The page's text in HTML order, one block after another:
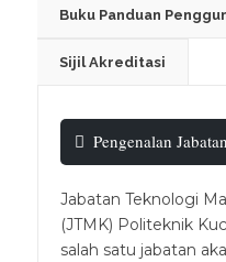
Buku Panduan
Sijil Akreditasi
Pengenalan Jabatan
Jabatan Teknologi
(JTMK) Politeknik
salah satu jabatan